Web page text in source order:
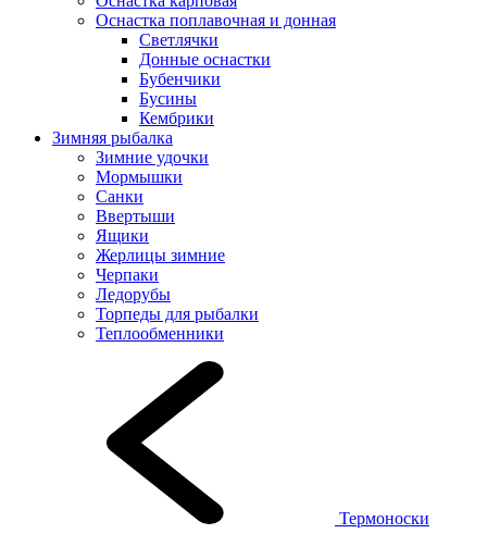
Оснастка поплавочная и донная
Светлячки
Донные оснастки
Бубенчики
Бусины
Кембрики
Зимняя рыбалка
Зимние удочки
Мормышки
Санки
Ввертыши
Ящики
Жерлицы зимние
Черпаки
Ледорубы
Торпеды для рыбалки
Теплообменники
Термоноски